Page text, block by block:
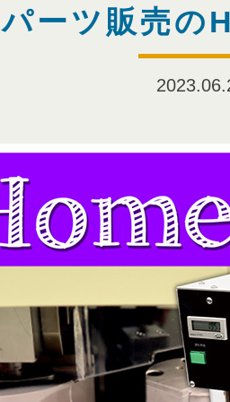
ーツ販売